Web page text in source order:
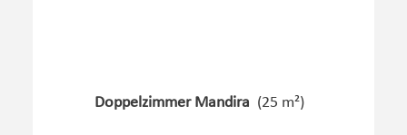
Doppelzimmer Mandira (25 m²)